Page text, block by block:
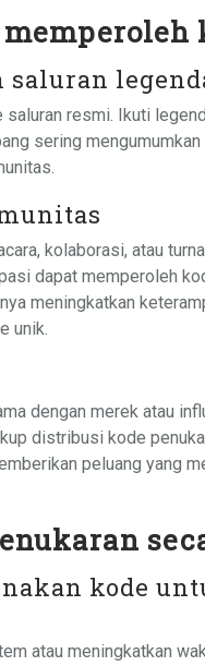
saluran
saluran resmi. Ikuti
sering
kolaborasi, atau
dapat memperoleh
meningkatkan
unik.
dengan merek atau
distribusi kode
peluang yang
kode
atau meningkatkan